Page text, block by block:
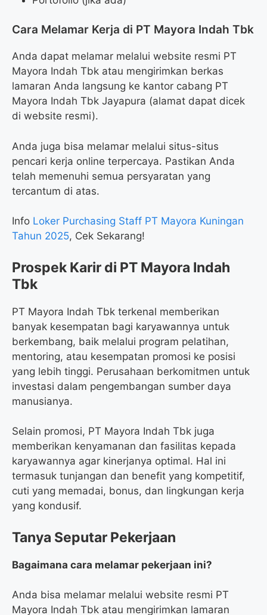
Cara Melamar Kerja di PT Mayora Indah Tbk
Anda dapat melamar melalui website resmi PT
Mayora Indah Tbk atau mengirimkan berkas
lamaran Anda langsung ke kantor cabang PT
Mayora Indah Tbk Jayapura (alamat dapat dicek
di website resmi).
Anda juga bisa melamar melalui situs-situs
pencari kerja online terpercaya. Pastikan Anda
telah memenuhi semua persyaratan yang
tercantum di atas.
Info Loker Purchasing Staff PT Mayora Kuningan
Tahun 2025, Cek Sekarang!
Prospek Karir di PT Mayora Indah
Tbk
PT Mayora Indah Tbk terkenal memberikan
banyak kesempatan bagi karyawannya untuk
berkembang, baik melalui program pelatihan,
mentoring, atau kesempatan promosi ke posisi
yang lebih tinggi. Perusahaan berkomitmen untuk
investasi dalam pengembangan sumber daya
manusianya.
Selain promosi, PT Mayora Indah Tbk juga
memberikan kenyamanan dan fasilitas kepada
karyawannya agar kinerjanya optimal. Hal ini
termasuk tunjangan dan benefit yang kompetitif,
cuti yang memadai, bonus, dan lingkungan kerja
yang kondusif.
Tanya Seputar Pekerjaan
Bagaimana cara melamar pekerjaan ini?
Anda bisa melamar melalui website resmi PT
Mayora Indah Tbk atau mengirimkan lamaran